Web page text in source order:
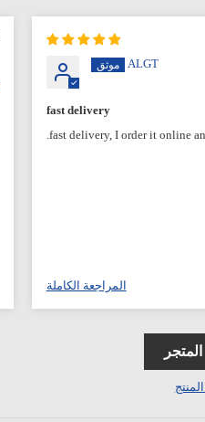
ALGT
fast delivery
fast delivery, I order it online
المراجعة الكاملة